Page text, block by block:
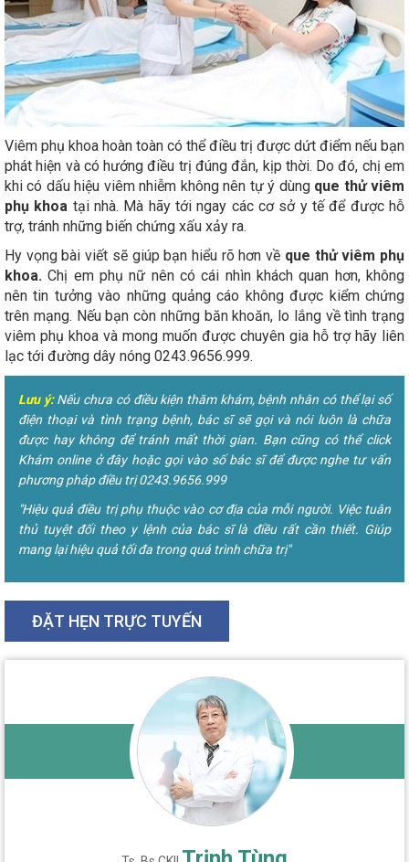
Viêm phụ khoa hoàn toàn có thể điều trị được dứt điểm nếu bạn
phát hiện và có hướng điều trị đúng đắn, kịp thời. Do đó, chị em
khi có dấu hiệu viêm nhiễm không nên tự ý dùng que thử viêm
phụ khoa tại nhà. Mà hãy tới ngay các cơ sở y tế để được hỗ
trợ, tránh những biến chứng xấu xảy ra.
Hy vọng bài viết sẽ giúp bạn hiểu rõ hơn về que thử viêm phụ
khoa.Chị em phụ nữ nên có cái nhìn khách quan hơn, không
nên tin tưởng vào những quảng cáo không được kiểm chứng
trên mạng. Nếu bạn còn những băn khoăn, lo lắng về tình trạng
viêm phụ khoa và mong muốn được chuyên gia hỗ trợ hãy liên
lạc tới đường dây nóng 0243.9656.999.
Lưu ý:Nếu chưa có điều kiện thăm khám, bệnh nhân có thể lại số
điện thoại và tình trạng bệnh, bác sĩ sẽ gọi và nói luôn là chữa
được hay không để tránh mất thời gian. Bạn cũng có thể click
Khám online ở đây hoặc gọi vào số bác sĩ để được nghe tư vấn
phương pháp điều trị 0243.9656.999
"Hiệu quả điều trị phụ thuộc vào cơ địa của mỗi người. Việc tuân
thủ tuyệt đối theo y lệnh của bác sĩ là điều rất cần thiết. Giúp
mang lại hiệu quả tối đa trong quá trình chữa trị"
ĐẶT HẸN TRỰC TUYẾN